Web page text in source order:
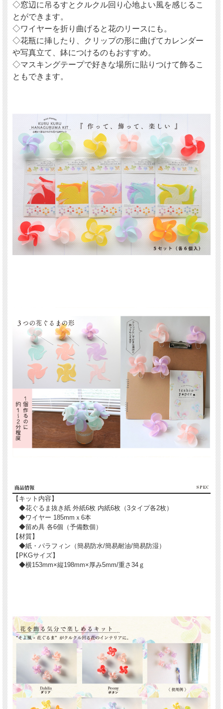
◇窓辺に吊るすとクルクル回り心地よい風を感じるこ
とができます。
◇ワイヤーを折り曲げると花のリースにも。
◇花瓶に挿したり、クリップの形に曲げてカレンダー
や写真立て、鉢につけるのもおすすめ。
◇マスキングテープで好きな場所に貼りつけて飾るこ
ともできます。
【キット内容】
◆花ぐるま抜き紙 外紙6枚 内紙6枚（3タイプ各2枚）
◆ワイヤー 185mmｘ6本
◆留め具 各6個（予備数個）
【材質】
◆紙・パラフィン（簡易防水/簡易耐油/簡易防湿）
【PKGサイズ】
◆横153mm×縦198mm×厚み5mm/重さ34ｇ